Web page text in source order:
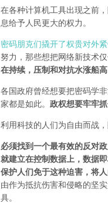
在各种计算机工具出现之前
息给予人民更大的权力。
密码朋克们撬开了权贵对外
努力，那些想把网络新技术
在持续，压制和对抗水涨船
各国政府曾经想要把密码学
家都是如此。 政权想要牢牢
利用科技的人们为自由而战
必须找到一个最有效的反对
就建立在控制数据上，数据
保护人们免于这种迫害，将
由作为抵抗伤害和侵略的坚
具。